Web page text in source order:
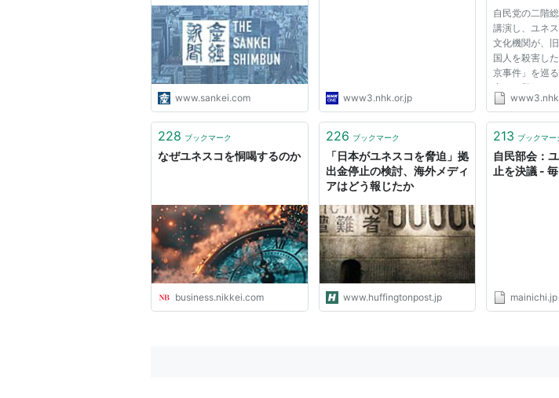
www.sankei.com www3.nhk.or.jp
自民党の二階
講演し、ユネ
文化機関が、
国人を殺害し
京事件」を巡
産」に登録す
とを念頭に、
いう考えを示
228 ブックマーク
なぜユネスコを恫喝するのか
business.nikkei.com
226 ブックマーク
「日本がユネスコを脅迫」拠
出金停止の検討、海外メディ
アはどう報じたか
www.huffingtonpost.jp
213 ブックマー
自民部会：
止を決議 -
mainichi.jp